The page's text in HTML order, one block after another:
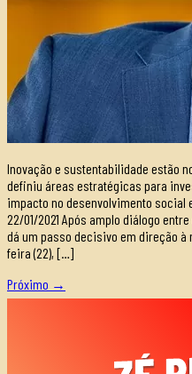
Inovação e sustentabilidade estão
definiu áreas estratégicas para
impacto no desenvolvimento social e
22/01/2021 Após amplo diálogo
dá um passo decisivo em direção
feira (22), […]
Próximo →